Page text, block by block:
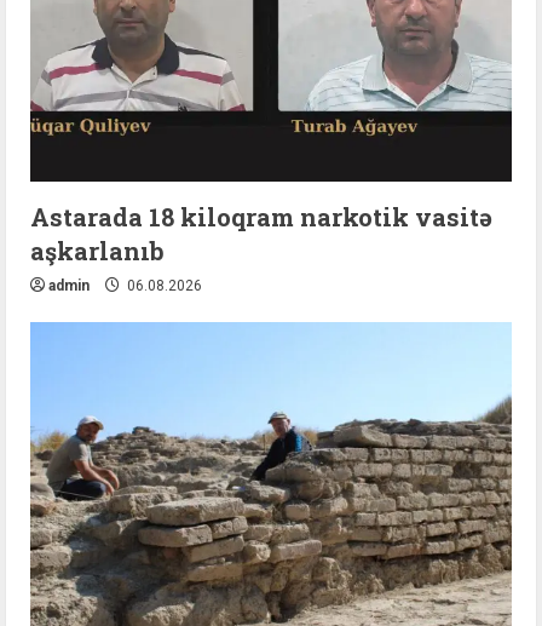
Astarada 18 kiloqram narkotik vasitə
aşkarlanıb
admin 06.08.2026